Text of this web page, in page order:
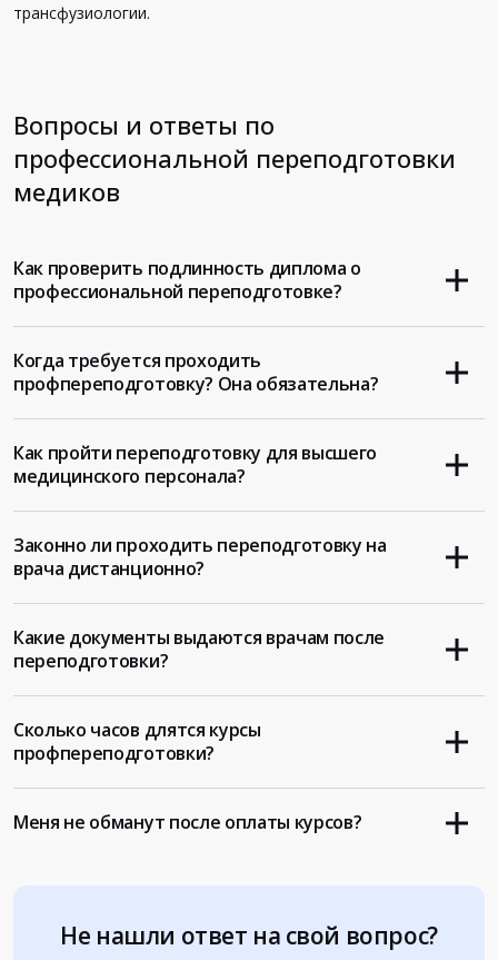
трансфузиологии.
Вопросы и ответы по
профессиональной переподготовки
медиков
Не нашли ответ на свой вопрос?
Как проверить подлинность диплома о
профессиональной переподготовке?
Когда требуется проходить
профпереподготовку? Она обязательна?
Как пройти переподготовку для высшего
медицинского персонала?
Законно ли проходить переподготовку на
врача дистанционно?
Какие документы выдаются врачам после
переподготовки?
Сколько часов длятся курсы
профпереподготовки?
Меня не обманут после оплаты курсов?